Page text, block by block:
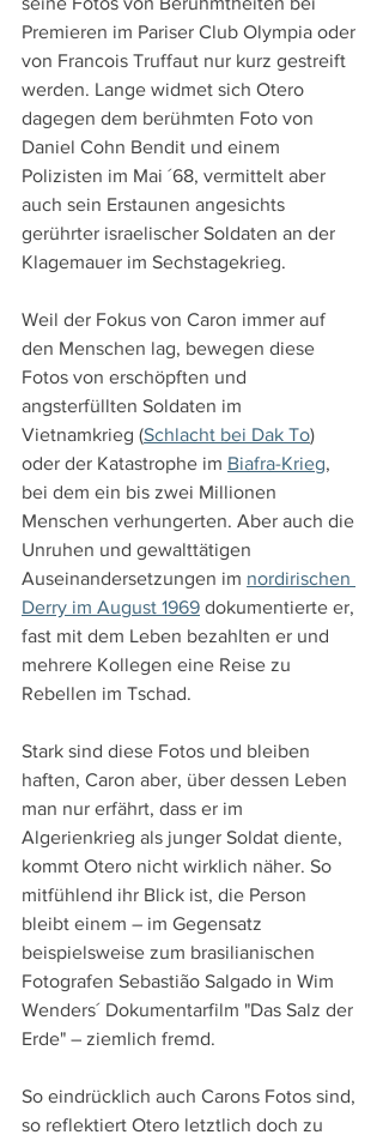
Premieren im Pariser Club Olympia oder
von Francois Truffaut nur kurz gestreift
werden. Lange widmet sich Otero
dagegen dem berühmten Foto von
Daniel Cohn Bendit und einem
Polizisten im Mai ´68, vermittelt aber
auch sein Erstaunen angesichts
gerührter israelischer Soldaten an der
Klagemauer im Sechstagekrieg.
Weil der Fokus von Caron immer auf
den Menschen lag, bewegen diese
Fotos von erschöpften und
angsterfüllten Soldaten im
Vietnamkrieg (Schlacht bei Dak To)
oder der Katastrophe im Biafra-Krieg,
bei dem ein bis zwei Millionen
Menschen verhungerten. Aber auch die
Unruhen und gewalttätigen
Auseinandersetzungen im nordirischen
Derry im August 1969 dokumentierte er,
fast mit dem Leben bezahlten er und
mehrere Kollegen eine Reise zu
Rebellen im Tschad.
Stark sind diese Fotos und bleiben
haften, Caron aber, über dessen Leben
man nur erfährt, dass er im
Algerienkrieg als junger Soldat diente,
kommt Otero nicht wirklich näher. So
mitfühlend ihr Blick ist, die Person
bleibt einem – im Gegensatz
beispielsweise zum brasilianischen
Fotografen Sebastião Salgado in Wim
Wenders´ Dokumentarfilm "Das Salz der
Erde" – ziemlich fremd.
So eindrücklich auch Carons Fotos sind,
so reflektiert Otero letztlich doch zu